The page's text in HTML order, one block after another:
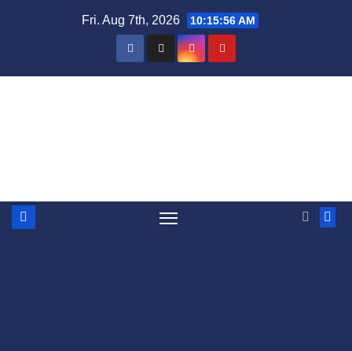
Fri. Aug 7th, 2026 10:15:56 AM